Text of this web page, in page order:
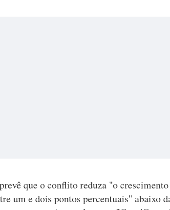
que o conflito reduza "o crescimento
um e dois pontos percentuais" abaixo